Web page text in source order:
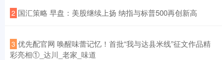
2 ​国汇策略 早盘：美股继续上扬 纳指与标普500再创新高
3 ​优先配官网 唤醒味蕾记忆！首批“我与达县米线”征文作品精
彩亮相①_达川_老家_味道